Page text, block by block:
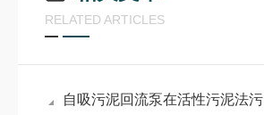
RELATED ARTICLES
自吸污泥回流泵在活性污泥法污水处理工艺中的作用